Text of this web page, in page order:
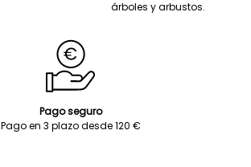
árboles y arbustos.
Pago seguro
Pago en 3 plazo desde 120 €